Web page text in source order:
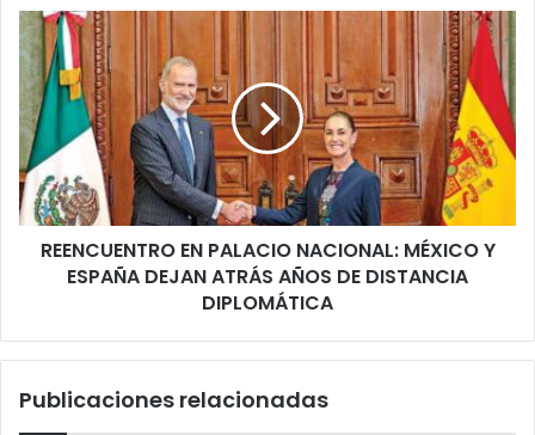
en
la
capital
REENCUENTRO
EN
PALACIO
NACIONAL:
MÉXICO
ESPAÑA
DEJAN
ATRÁS
AÑOS
REENCUENTRO EN PALACIO NACIONAL: MÉXICO Y
ESPAÑA DEJAN ATRÁS AÑOS DE DISTANCIA
DIPLOMÁTICA
Publicaciones relacionadas